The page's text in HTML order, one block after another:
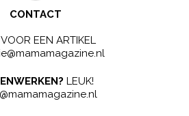
CONTACT
EEN ARTIKEL
LEUK!